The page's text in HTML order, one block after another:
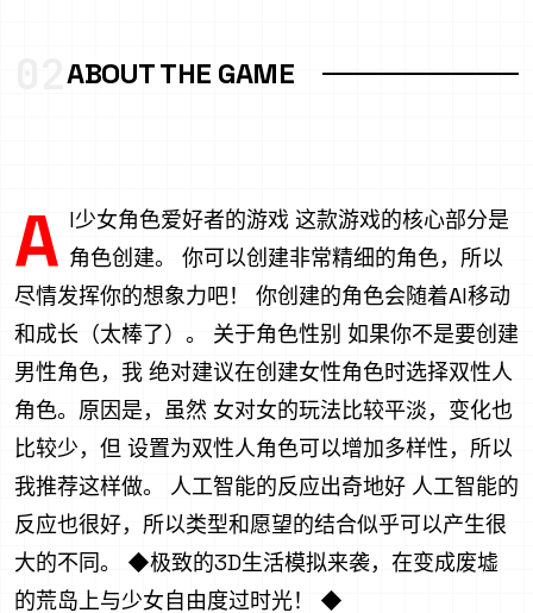
ABOUT THE GAME
A I少女角色爱好者的游戏 这款游戏的核心部分是
角色创建。 你可以创建非常精细的角色，所以
尽情发挥你的想象力吧！ 你创建的角色会随着AI移动
和成长（太棒了）。 关于角色性别 如果你不是要创建
男性角色，我 绝对建议在创建女性角色时选择双性人
角色。原因是，虽然 女对女的玩法比较平淡，变化也
比较少，但 设置为双性人角色可以增加多样性，所以
我推荐这样做。 人工智能的反应出奇地好 人工智能的
反应也很好，所以类型和愿望的结合似乎可以产生很
大的不同。 ◆极致的3D生活模拟来袭，在变成废墟
的荒岛上与少女自由度过时光！ ◆